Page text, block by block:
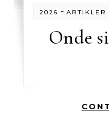
2026 -ARTIKLER
Onde